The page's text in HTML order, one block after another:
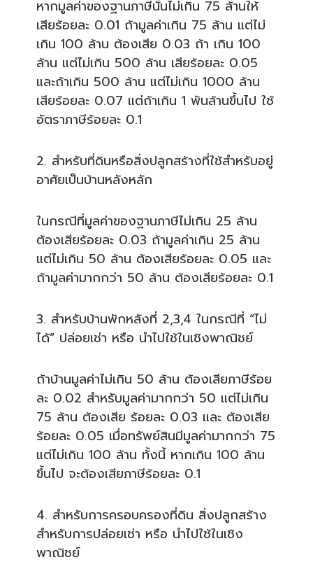
หากมูลค่าของฐานภาษีนั้นไม่เกิน 75 ล้านให้
เสียร้อยละ 0.01 ถ้ามูลค่าเกิน 75 ล้าน แต่ไม่
เกิน 100 ล้าน ต้องเสีย 0.03 ถ้า เกิน 100
ล้าน แต่ไม่เกิน 500 ล้าน เสียร้อยละ 0.05
และถ้าเกิน 500 ล้าน แต่ไม่เกิน 1000 ล้าน
เสียร้อยละ 0.07 แต่ถ้าเกิน 1 พันล้านขึ้นไป ใช้
อัตราภาษีร้อยละ 0.1
2. สำหรับที่ดินหรือสิ่งปลูกสร้างที่ใช้สำหรับอยู่
อาศัยเป็นบ้านหลังหลัก
ในกรณีที่มูลค่าของฐานภาษีไม่เกิน 25 ล้าน
ต้องเสียร้อยละ 0.03 ถ้ามูลค่าเกิน 25 ล้าน
แต่ไม่เกิน 50 ล้าน ต้องเสียร้อยละ 0.05 และ
ถ้ามูลค่ามากกว่า 50 ล้าน ต้องเสียร้อยละ 0.1
3. สำหรับบ้านพักหลังที่ 2,3,4 ในกรณีที่ “ไม่
ได้” ปล่อยเช่า หรือ นำไปใช้ในเชิงพาณิชย์
ถ้าบ้านมูลค่าไม่เกิน 50 ล้าน ต้องเสียภาษีร้อย
ละ 0.02 สำหรับมูลค่ามากกว่า 50 แต่ไม่เกิน
75 ล้าน ต้องเสีย ร้อยละ 0.03 และ ต้องเสีย
ร้อยละ 0.05 เมื่อทรัพย์สินมีมูลค่ามากกว่า 75
แต่ไม่เกิน 100 ล้าน ทั้งนี้ หากเกิน 100 ล้าน
ขึ้นไป จะต้องเสียภาษีร้อยละ 0.1
4. สำหรับการครอบครองที่ดิน สิ่งปลูกสร้าง
สำหรับการปล่อยเช่า หรือ นำไปใช้ในเชิง
พาณิชย์